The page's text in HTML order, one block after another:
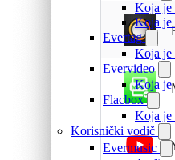
Koja je
Koja je
Evertag
Koja je
Evervideo
Koja je
Flacbox
Koja je
Korisnički vodič
Evermusic